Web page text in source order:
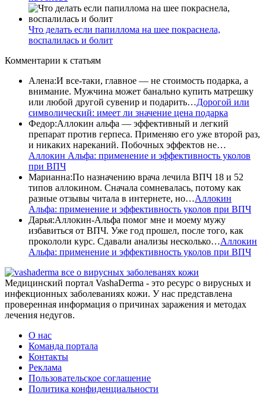
Что делать если папиллома на шее покраснела,
воспалилась и болит
Комментарии к статьям
Алена:И все-таки, главное — не стоимость подарка, а
внимание. Мужчина может банально купить матрешку
или любой другой сувенир и подарить…Дорогой или
символический: имеет ли значение цена подарка
Федор:Аллокин альфа — эффективный и легкий
препарат против герпеса. Применяю его уже второй раз,
и никаких нареканий. Побочных эффектов не…
Аллокин Альфа: применение и эффективность уколов
при ВПЧ
Марианна:По назначению врача лечила ВПЧ 18 и 52
типов аллокином. Сначала сомневалась, потому как
разные отзывы читала в интернете, но…Аллокин
Альфа: применение и эффективность уколов при ВПЧ
Дарья:Аллокин-Альфа помог мне и моему мужу
избавиться от ВПЧ. Уже год прошел, после того, как
прокололи курс. Сдавали анализы несколько…Аллокин
Альфа: применение и эффективность уколов при ВПЧ
все о вирусных заболеванях кожи
Медицинский портал VashaDerma - это ресурс о вирусных и
инфекционных заболеваниях кожи. У нас представлена
проверенная информация о причинах заражения и методах
лечения недугов.
О нас
Команда портала
Контакты
Реклама
Пользовательское соглашение
Политика конфиденциальности